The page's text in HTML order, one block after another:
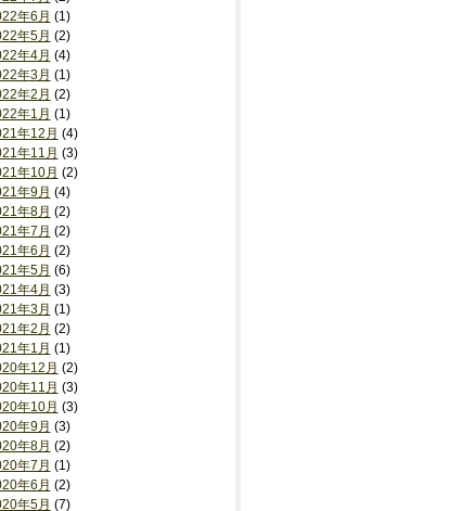
年6月 (1)
年5月 (2)
年4月 (4)
年3月 (1)
年2月 (2)
年1月 (1)
年12月 (4)
年11月 (3)
年10月 (2)
年9月 (4)
年8月 (2)
年7月 (2)
年6月 (2)
年5月 (6)
年4月 (3)
年3月 (1)
年2月 (2)
年1月 (1)
年12月 (2)
年11月 (3)
年10月 (3)
年9月 (3)
年8月 (2)
年7月 (1)
年6月 (2)
年5月 (7)